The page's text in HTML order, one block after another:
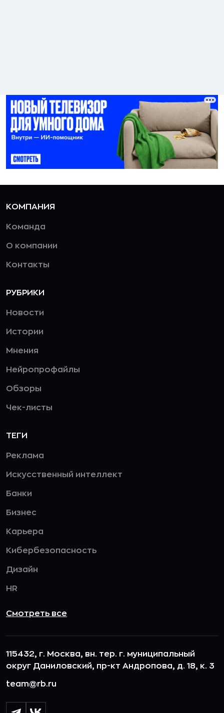
КОМПАНИЯ
Команда
О компании
Контакты
РУБРИКИ
Новости
Истории
Мнения
Нейропрофайлы
Обзоры
Чек-листы
ТЕГИ
Реклама
Искусственный интеллект
Банки
Бизнес
Карьера
Кибербезопасность
Дизайн
HR
Смотреть все
115432, г. Москва, вн. тер. г. муниципальный
округ Даниловский, пр-кт Андропова, д. 18, к. 3
team@rb.ru